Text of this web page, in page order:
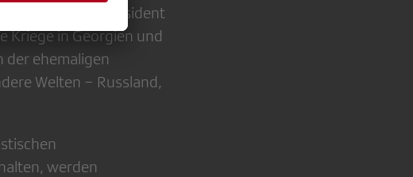
Jahre» unter Präsident
Kriege in Georgien und
der ehemaligen
Welten − Russland,
werden